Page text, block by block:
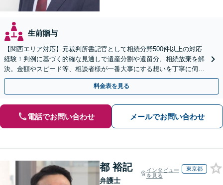
生前贈与
【関西エリア対応】元裁判所書記官として相続分野500件以上の対応
経験！判例に基づく的確な見通しで遺産分割や遺留分、相続放棄を解
決。金額やスピード等、相談者様が一番大事にする想いを丁寧に伺い
最善の解決策を提案【WEB面談可】
料金表を見る
電話でお問い合わせ メールでお問い合わせ
都 裕記
弁護士
インタビュー
を見る
東京都